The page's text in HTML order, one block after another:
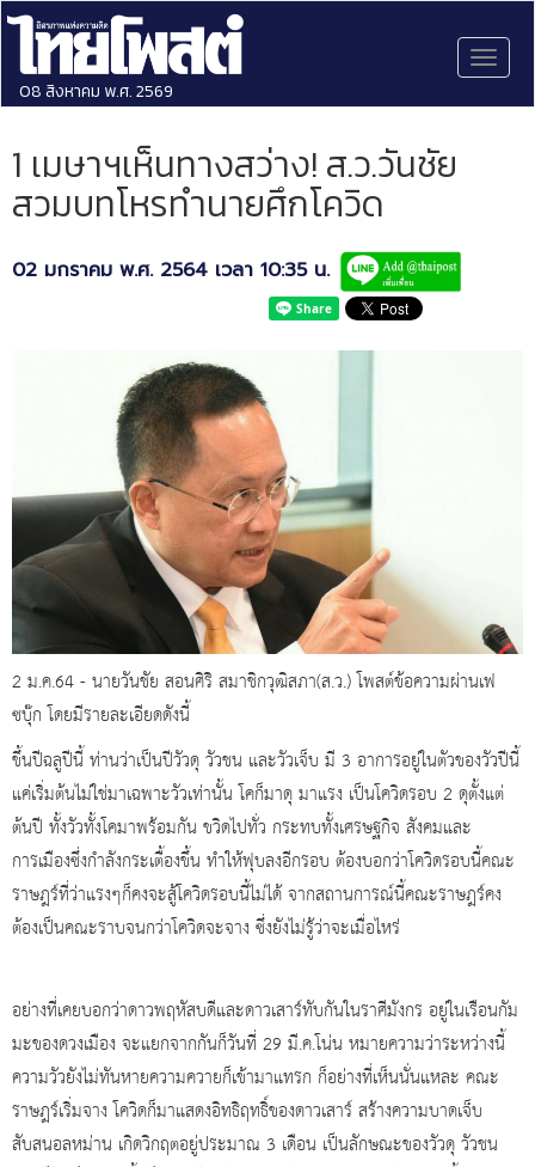
08 สิงหาคม พ.ศ. 2569
1 เมษาฯเห็นทางสว่าง! ส.ว.วันชัย
สวมบทโหรทำนายศึกโควิด
02 มกราคม พ.ศ. 2564 เวลา 10:35 น.
2 ม.ค.64 - นายวันชัย สอนศิริ สมาชิกวุฒิสภา(ส.ว.) โพสต์ข้อความผ่านเฟ
ซบุ๊ก โดยมีรายละเอียดดังนี้
ขึ้นปีฉลูปีนี้ ท่านว่าเป็นปีวัวดุ วัวชน และวัวเจ็บ มี 3 อาการอยู่ในตัวของวัวปีนี้
แค่เริ่มต้นไม่ใช่มาเฉพาะวัวเท่านั้น โคก็มาดุ มาแรง เป็นโควิดรอบ 2 ดุตั้งแต่
ต้นปี ทั้งวัวทั้งโคมาพร้อมกัน ขวิดไปทั่ว กระทบทั้งเศรษฐกิจ สังคมและ
การเมืองซึ่งกำลังกระเตื้องขึ้น ทำให้ฟุบลงอีกรอบ ต้องบอกว่าโควิดรอบนี้คณะ
ราษฎร์ที่ว่าแรงๆก็คงจะสู้โควิดรอบนี้ไม่ได้ จากสถานการณ์นี้คณะราษฎร์คง
ต้องเป็นคณะราบจนกว่าโควิดจะจาง ซึ่งยังไม่รู้ว่าจะเมื่อไหร่
อย่างที่เคยบอกว่าดาวพฤหัสบดีและดาวเสาร์ทับกันในราศีมังกร อยู่ในเรือนกัม
มะของดวงเมือง จะแยกจากกันก็วันที่ 29 มี.ค.โน่น หมายความว่าระหว่างนี้
ความวัวยังไม่ทันหายความควายก็เข้ามาแทรก ก็อย่างที่เห็นนั่นแหละ คณะ
ราษฎร์เริ่มจาง โควิดก็มาแสดงอิทธิฤทธิ์ของดาวเสาร์ สร้างความบาดเจ็บ
สับสนอลหม่าน เกิดวิกฤตอยู่ประมาณ 3 เดือน เป็นลักษณะของวัวดุ วัวชน